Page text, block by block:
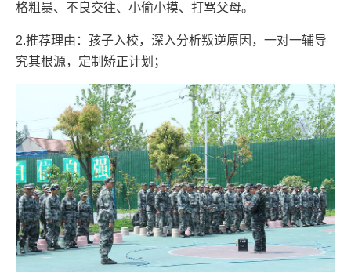
格粗暴、不良交往、小偷小摸、打骂父母。
2.推荐理由：孩子入校，深入分析叛逆原因，一对一辅导
究其根源，定制矫正计划；